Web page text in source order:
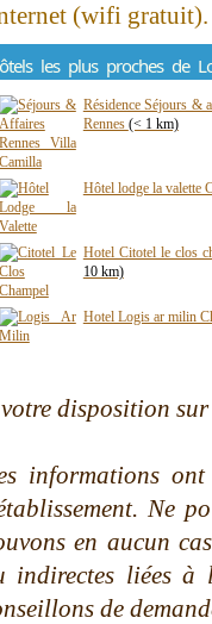
(wifi gratuit).
les plus proches de
Résidence Séjours &
Rennes (< 1 km)
Hôtel lodge la valette
Hotel Citotel le clos
10 km)
Hotel Logis ar milin
disposition
informations
Ne
en aucun
indirectes liées à
de